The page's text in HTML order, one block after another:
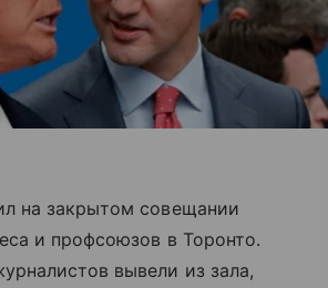
на закрытом совещании
и профсоюзов в Торонто.
вывели из зала,